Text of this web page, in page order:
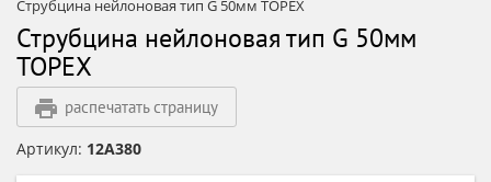
Струбцина нейлоновая тип G 50мм TOPEX
Струбцина нейлоновая тип G 50мм
TOPEX
распечатать страницу
Артикул: 12A380